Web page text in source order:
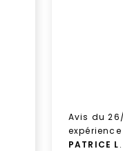
Avis du
PATRICE L.